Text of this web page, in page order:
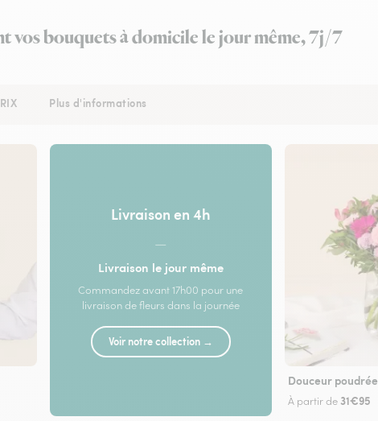
vos bouquets à domicile le jour même, 7j/7
Plus d'informations
Livraison en 4h
—
Livraison le jour même
Commandez avant 17h00 pour une
livraison de fleurs dans la journée
Voir notre collection →
Douceur poudrée
À partir de 31€95